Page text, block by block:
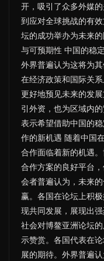
开，吸引了众多外媒
到应对全球挑战的有
坛的成功举办为未来
与可预期性 中国的稳
外界普遍认为这将为
在经济政策和国际关
更好地预见未来的发
引外资，也为区域内
表示希望借助中国的
作的新机遇 随着中国
合作面临着新的机遇
合作方案的良好平台
会者普遍认为，未来
赢。各国在论坛上积
现共同发展，展现出
社会对博鳌亚洲论坛
示赞赏。各国代表在
展的期待。外界普遍